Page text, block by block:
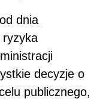
dnia
ryzyka
decyzje o
publicznego,